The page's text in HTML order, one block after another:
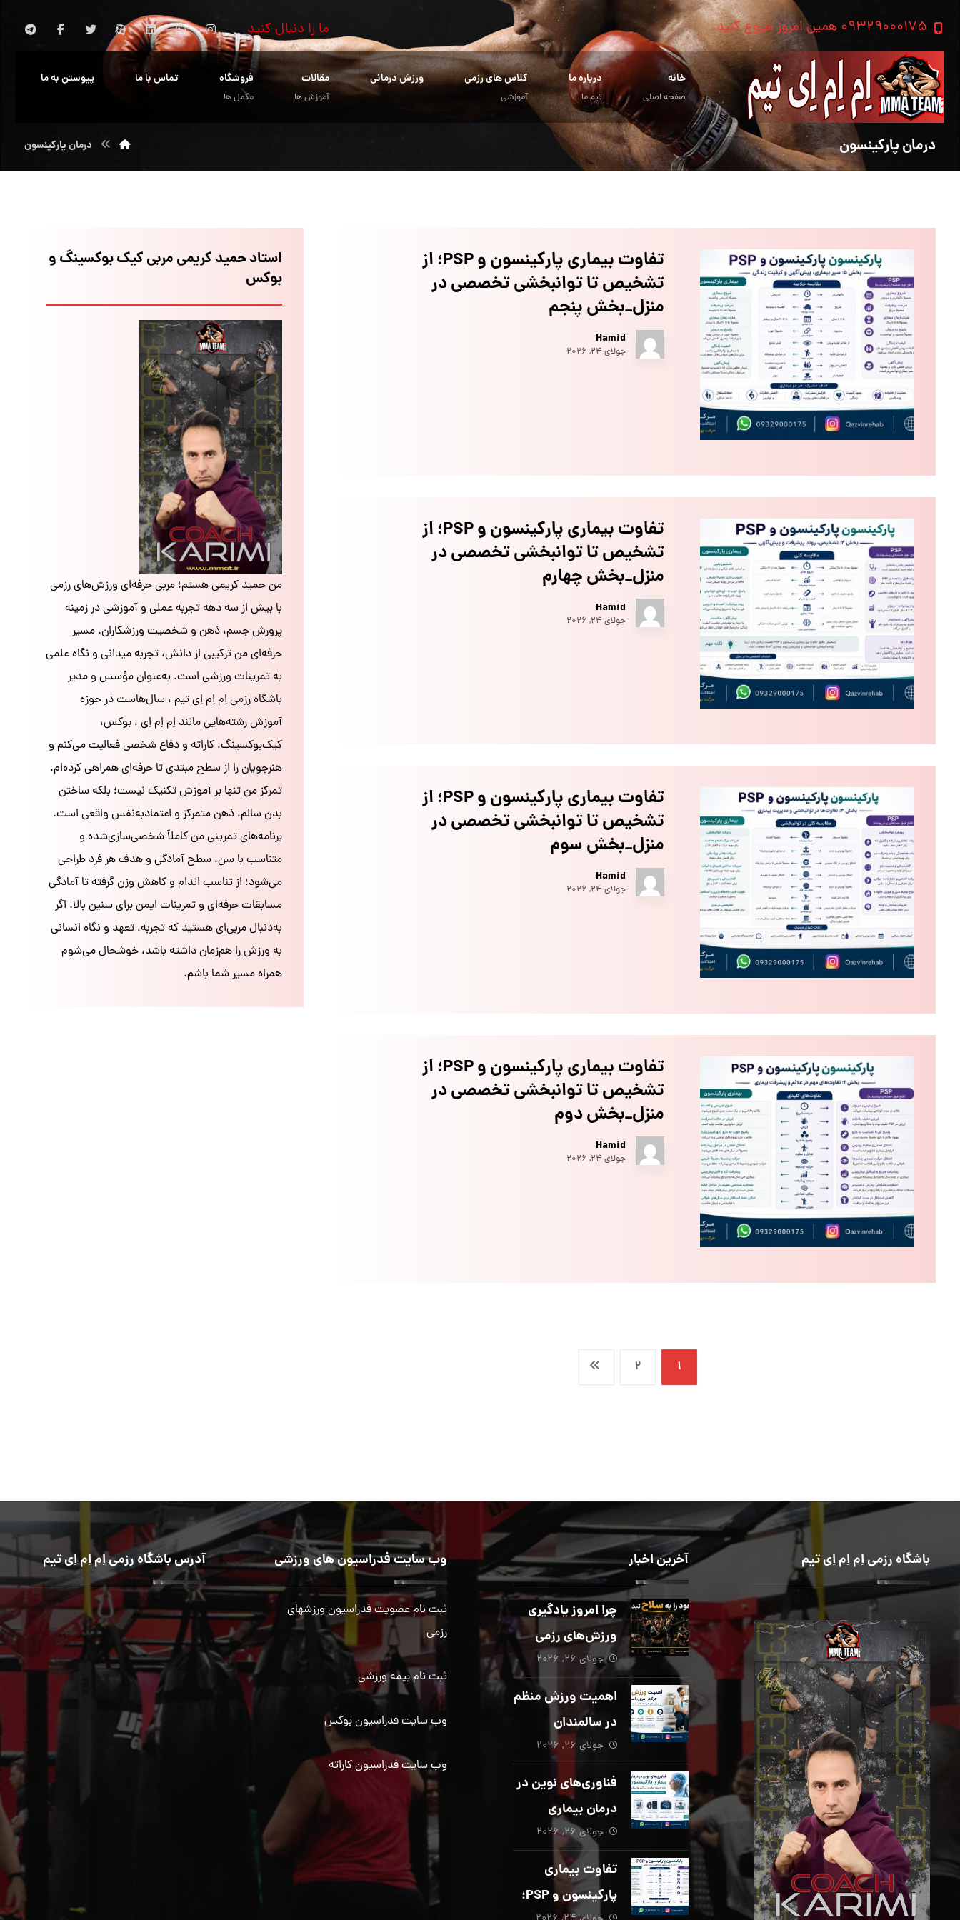
۰۹۳۲۹۰۰۰۱۷۵ همین امروز شروع کنید ما را دنبال کنید
خانه
صفحه اصلی
درباره ما
تیم ما
کلاس های رزمی
آموزشی
ورزش درمانی مقالات
آموزش ها
فروشگاه
مکمل ها
تماس با ما پیوستن به ما
درمان پارکینسون درمان پارکینسون
تفاوت بیماری پارکینسون و PSP؛ از
تشخیص تا توانبخشی تخصصی در
منزل_بخش پنجم
Hamid
جولای ۲۴, ۲۰۲۶
تفاوت بیماری پارکینسون و PSP؛ از
تشخیص تا توانبخشی تخصصی در
منزل_بخش چهارم
Hamid
جولای ۲۴, ۲۰۲۶
تفاوت بیماری پارکینسون و PSP؛ از
تشخیص تا توانبخشی تخصصی در
منزل_بخش سوم
Hamid
جولای ۲۴, ۲۰۲۶
تفاوت بیماری پارکینسون و PSP؛ از
تشخیص تا توانبخشی تخصصی در
منزل_بخش دوم
Hamid
جولای ۲۴, ۲۰۲۶
۱ ۲
استاد حمید کریمی مربی کیک بوکسینگ و
بوکس
من حمید کریمی هستم؛ مربی حرفه‌ای ورزش‌های رزمی
با بیش از سه دهه تجربه عملی و آموزشی در زمینه
پرورش جسم، ذهن و شخصیت ورزشکاران. مسیر
حرفه‌ای من ترکیبی از دانش، تجربه میدانی و نگاه علمی
به تمرینات ورزشی است. به‌عنوان مؤسس و مدیر
باشگاه رزمی اِم اِم اِی تیم ، سال‌هاست در حوزه
آموزش رشته‌هایی مانند اِم اِم اِی ، بوکس،
کیک‌بوکسینگ، کاراته و دفاع شخصی فعالیت می‌کنم و
هنرجویان را از سطح مبتدی تا حرفه‌ای همراهی کرده‌ام.
تمرکز من تنها بر آموزش تکنیک نیست؛ بلکه ساختن
بدن سالم، ذهن متمرکز و اعتمادبه‌نفس واقعی است.
برنامه‌های تمرینی من کاملاً شخصی‌سازی‌شده و
متناسب با سن، سطح آمادگی و هدف هر فرد طراحی
می‌شود؛ از تناسب اندام و کاهش وزن گرفته تا آمادگی
مسابقات حرفه‌ای و تمرینات ایمن برای سنین بالا. اگر
به‌دنبال مربی‌ای هستید که تجربه، تعهد و نگاه انسانی
به ورزش را هم‌زمان داشته باشد، خوشحال می‌شوم
همراه مسیر شما باشم.
باشگاه رزمی اِم اِم اِی تیم آخرین اخبار
چرا امروز یادگیری
ورزش‌های رزمی
بیش از هر زمان
دیگری ضروری
است؟
جولای ۲۶, ۲۰۲۶
اهمیت ورزش منظم
در سالمندان
جولای ۲۶, ۲۰۲۶
فناوری‌های نوین در
درمان بیماری
پارکینسون؛ از هوش
مصنوعی تا تحریک
عمقی مغز
جولای ۲۶, ۲۰۲۶
تفاوت بیماری
پارکینسون و PSP؛
وب سایت فدراسیون های ورزشی
ثبت نام عضویت فدراسیون ورزشهای
رزمی
ثبت نام بیمه ورزشی
وب سایت فدراسیون بوکس
وب سایت فدراسیون کاراته
آدرس باشگاه رزمی اِم اِم اِی تیم